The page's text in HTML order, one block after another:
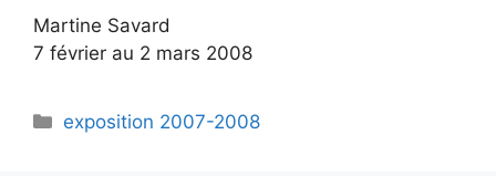
Martine Savard
7 février au 2 mars 2008
exposition 2007-2008